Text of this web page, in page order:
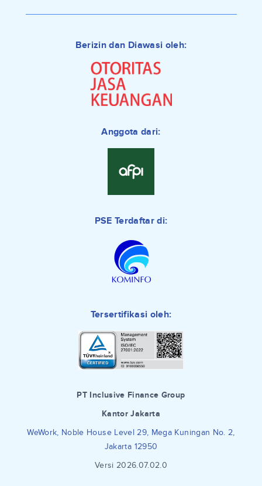
Berizin dan Diawasi oleh:
Anggota dari:
PSE Terdaftar di:
Tersertifikasi oleh:
PT Inclusive Finance Group
Kantor Jakarta
WeWork, Noble House Level 29, Mega Kuningan No. 2,
Jakarta 12950
Versi 2026.07.02.0